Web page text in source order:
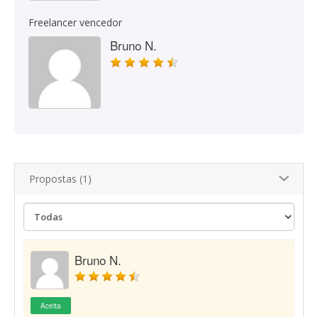
Freelancer vencedor
Bruno N.
Propostas (1)
Bruno N.
Aceita